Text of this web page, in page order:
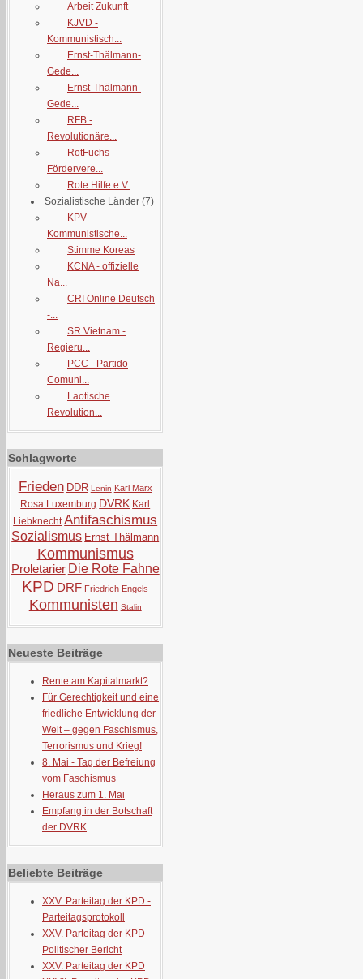
Arbeit Zukunft
KJVD -
Kommunistisch...
Ernst-Thälmann-
Gede...
Ernst-Thälmann-
Gede...
RFB -
Revolutionäre...
RotFuchs-
Fördervere...
Rote Hilfe e.V.
Sozialistische Länder (7)
KPV -
Kommunistische...
Stimme Koreas
KCNA - offizielle
Na...
CRI Online Deutsch
-...
SR Vietnam -
Regieru...
PCC - Partido
Comuni...
Laotische
Revolution...
Schlagworte
Frieden DDR Lenin Karl Marx
Rosa Luxemburg DVRK Karl
Liebknecht Antifaschismus
Sozialismus Ernst Thälmann
Kommunismus
Proletarier Die Rote Fahne
KPD DRF Friedrich Engels
Kommunisten Stalin
Neueste Beiträge
Rente am Kapitalmarkt?
Für Gerechtigkeit und eine
friedliche Entwicklung der
Welt – gegen Faschismus,
Terrorismus und Krieg!
8. Mai - Tag der Befreiung
vom Faschismus
Heraus zum 1. Mai
Empfang in der Botschaft
der DVRK
Beliebte Beiträge
XXV. Parteitag der KPD -
Parteitagsprotokoll
XXV. Parteitag der KPD -
Politischer Bericht
XXV. Parteitag der KPD